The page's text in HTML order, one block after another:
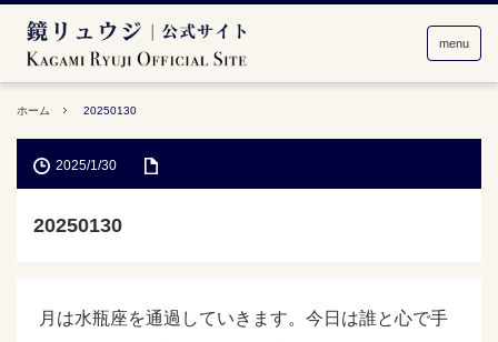
menu
ホーム 20250130
2025/1/30
20250130
月は水瓶座を通過していきます。今日は誰と心で手